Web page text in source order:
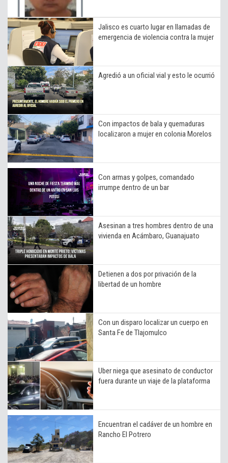
Jalisco es cuarto lugar en llamadas de
emergencia de violencia contra la mujer
Agredió a un oficial vial y esto le ocurrió
Con impactos de bala y quemaduras
localizaron a mujer en colonia Morelos
Con armas y golpes, comandado
irrumpe dentro de un bar
Asesinan a tres hombres dentro de una
vivienda en Acámbaro, Guanajuato
Detienen a dos por privación de la
libertad de un hombre
Con un disparo localizar un cuerpo en
Santa Fe de Tlajomulco
Uber niega que asesinato de conductor
fuera durante un viaje de la plataforma
Encuentran el cadáver de un hombre en
Rancho El Potrero